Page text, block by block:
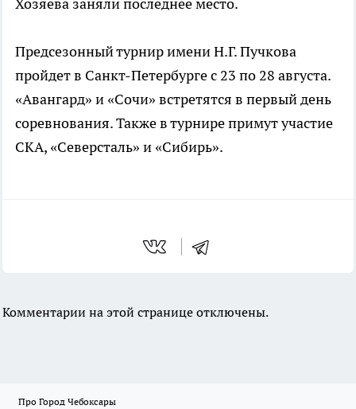
Предсезонный турнир имени Н.Г. Пучкова
пройдет в Санкт-Петербурге с 23 по 28 августа.
«Авангард» и «Сочи» встретятся в первый день
соревнования. Также в турнире примут участие
СКА, «Северсталь» и «Сибирь».
Комментарии на этой странице отключены.
Про Город Чебоксары